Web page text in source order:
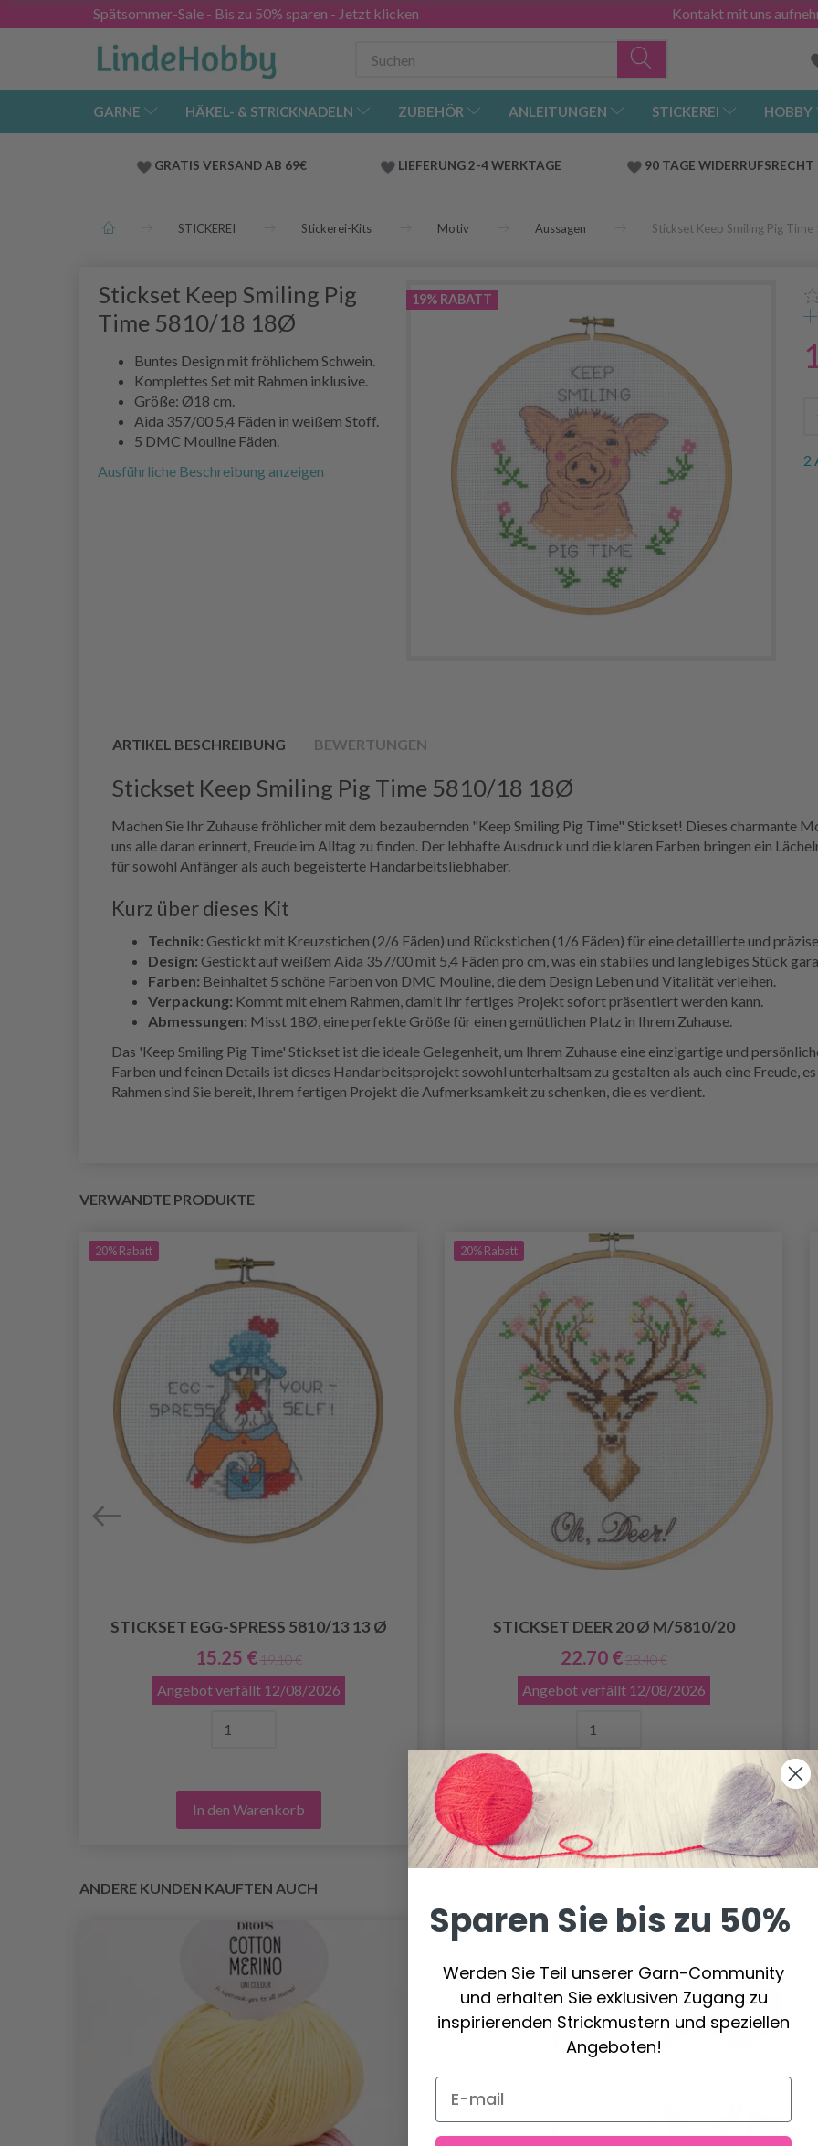
Spätsommer-Sale - Bis zu 50% sparen - Jetzt klicken Kontakt mit uns
GARNE HÄKEL- & STRICKNADELN ZUBEHÖR ANLEITUNGEN STICKEREI HOBBY
GRATIS VERSAND AB 69€ LIEFERUNG 2-4 WERKTAGE 90 TAGE WIDERRUFSRECHT
STICKEREI Stickerei-Kits Motiv Aussagen Stickset Keep Smiling Pig
Stickset Keep Smiling Pig
Time 5810/18 18Ø
Buntes Design mit fröhlichem Schwein.
Komplettes Set mit Rahmen inklusive.
Größe: Ø18 cm.
Aida 357/00 5,4 Fäden in weißem Stoff.
5 DMC Mouline Fäden.
Ausführliche Beschreibung anzeigen
19% RABATT
2
ARTIKEL BESCHREIBUNG BEWERTUNGEN
Stickset Keep Smiling Pig Time 5810/18 18Ø
Machen Sie Ihr Zuhause fröhlicher mit dem bezaubernden "Keep Smiling Pig Time" Stickset! Dieses charmante
uns alle daran erinnert, Freude im Alltag zu finden. Der lebhafte Ausdruck und die klaren Farben bringen ein
für sowohl Anfänger als auch begeisterte Handarbeitsliebhaber.
Kurz über dieses Kit
Technik: Gestickt mit Kreuzstichen (2/6 Fäden) und Rückstichen (1/6 Fäden) für eine detaillierte und
Design: Gestickt auf weißem Aida 357/00 mit 5,4 Fäden pro cm, was ein stabiles und langlebiges Stück
Farben: Beinhaltet 5 schöne Farben von DMC Mouline, die dem Design Leben und Vitalität verleihen.
Verpackung: Kommt mit einem Rahmen, damit Ihr fertiges Projekt sofort präsentiert werden kann.
Abmessungen: Misst 18Ø, eine perfekte Größe für einen gemütlichen Platz in Ihrem Zuhause.
Das 'Keep Smiling Pig Time' Stickset ist die ideale Gelegenheit, um Ihrem Zuhause eine einzigartige und
Farben und feinen Details ist dieses Handarbeitsprojekt sowohl unterhaltsam zu gestalten als auch eine Freude,
Rahmen sind Sie bereit, Ihrem fertigen Projekt die Aufmerksamkeit zu schenken, die es verdient.
VERWANDTE PRODUKTE
20%Rabatt
STICKSET EGG-SPRESS 5810/13 13 Ø
15.25 € 19.10 €
Angebot verfällt 12/08/2026
In den Warenkorb
20%Rabatt
STICKSET DEER 20 Ø M/5810/20
22.70 € 28.40 €
Angebot verfällt 12/08/2026
In den Warenkorb
ANDERE KUNDEN KAUFTEN AUCH
Sparen Sie bis zu 50%
Werden Sie Teil unserer Garn-Community
und erhalten Sie exklusiven Zugang zu
inspirierenden Strickmustern und speziellen
Angeboten!